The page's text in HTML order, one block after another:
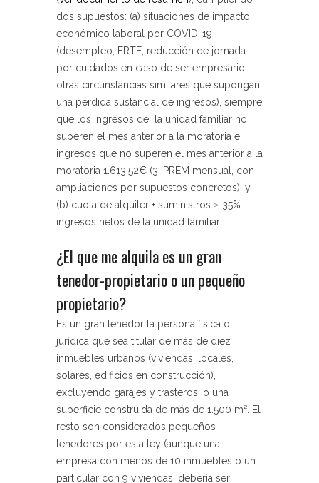
dos supuestos: (a) situaciones de impacto
económico laboral por COVID-19
(desempleo, ERTE, reducción de jornada
por cuidados en caso de ser empresario,
otras circunstancias similares que supongan
una pérdida sustancial de ingresos), siempre
que los ingresos de la unidad familiar no
superen el mes anterior a la moratoria e
ingresos que no superen el mes anterior a la
moratoria 1.613,52€ (3 IPREM mensual, con
ampliaciones por supuestos concretos); y
(b) cuota de alquiler + suministros ≥ 35%
ingresos netos de la unidad familiar.
¿El que me alquila es un gran
tenedor-propietario o un pequeño
propietario?
Es un gran tenedor la persona física o
jurídica que sea titular de más de diez
inmuebles urbanos (viviendas, locales,
solares, edificios en construcción),
excluyendo garajes y trasteros, o una
superficie construida de más de 1.500 m². El
resto son considerados pequeños
tenedores por esta ley (aunque una
empresa con menos de 10 inmuebles o un
particular con 9 viviendas, debería ser